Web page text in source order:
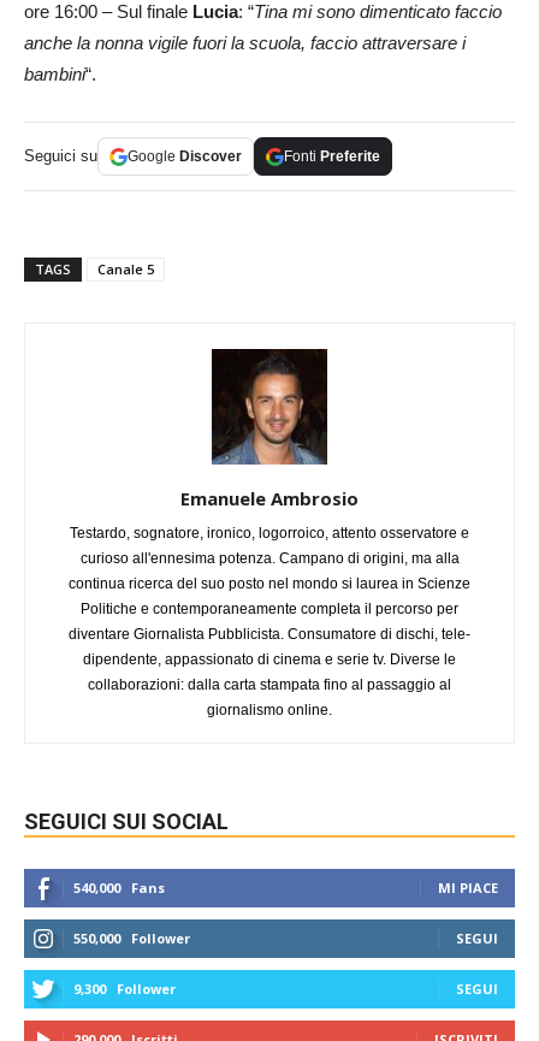
ore 16:00 – Sul finale Lucia: “Tina mi sono dimenticato faccio
anche la nonna vigile fuori la scuola, faccio attraversare i
bambini“.
Seguici su Google Discover Fonti Preferite
TAGS Canale 5
Emanuele Ambrosio
Testardo, sognatore, ironico, logorroico, attento osservatore e
curioso all'ennesima potenza. Campano di origini, ma alla
continua ricerca del suo posto nel mondo si laurea in Scienze
Politiche e contemporaneamente completa il percorso per
diventare Giornalista Pubblicista. Consumatore di dischi, tele-
dipendente, appassionato di cinema e serie tv. Diverse le
collaborazioni: dalla carta stampata fino al passaggio al
giornalismo online.
SEGUICI SUI SOCIAL
540,000 Fans MI PIACE
550,000 Follower SEGUI
9,300 Follower SEGUI